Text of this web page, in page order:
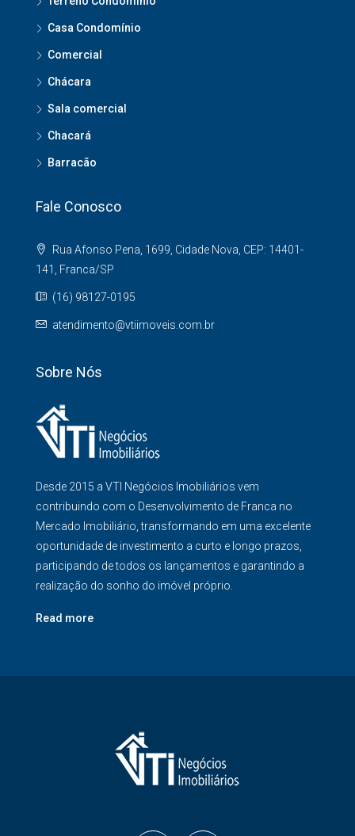
Casa Condomínio
Comercial
Chácara
Sala comercial
Chacará
Barracão
Fale Conosco
Rua Afonso Pena, 1699, Cidade Nova, CEP: 14401-
141, Franca/SP
(16) 98127-0195
atendimento@vtiimoveis.com.br
Sobre Nós
Desde 2015 a VTI Negócios Imobiliários vem
contribuindo com o Desenvolvimento de Franca no
Mercado Imobiliário, transformando em uma excelente
oportunidade de investimento a curto e longo prazos,
participando de todos os lançamentos e garantindo a
realização do sonho do imóvel próprio.
Read more